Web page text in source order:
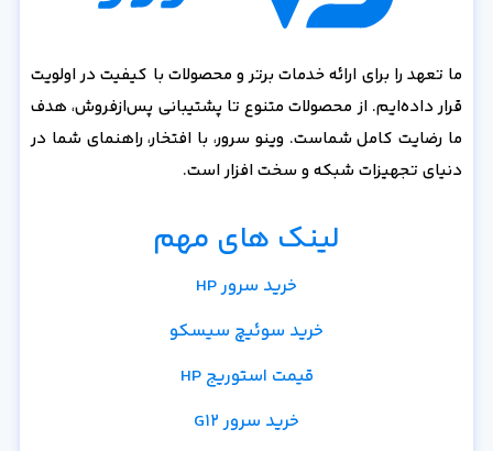
ما تعهد را برای ارائه خدمات برتر و محصولات با کیفیت در اولویت
قرار داده‌ایم. از محصولات متنوع تا پشتیبانی پس‌از‌فروش، هدف
ما رضایت کامل شماست. وینو سرور، با افتخار، راهنمای شما در
دنیای تجهیزات شبکه و سخت افزار است.
لینک های مهم
خرید سرور HP
خرید سوئیچ سیسکو
قیمت استوریج HP
خرید سرور G12